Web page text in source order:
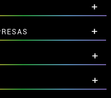
y empresas.